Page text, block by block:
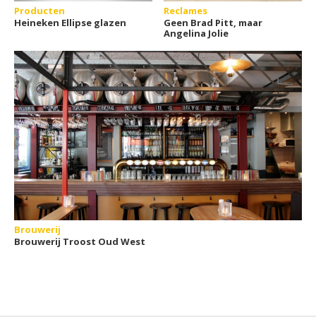
Producten
Heineken Ellipse glazen
Reclames
Geen Brad Pitt, maar
Angelina Jolie
Brouwerij
Brouwerij Troost Oud West